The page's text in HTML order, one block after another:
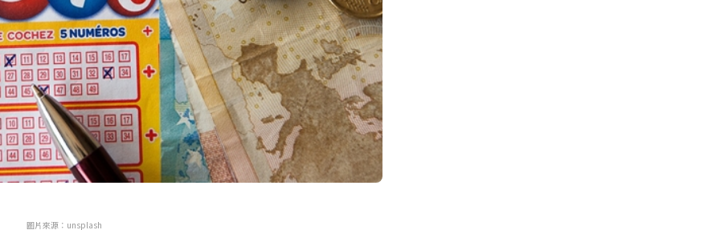
圖片來源：unsplash